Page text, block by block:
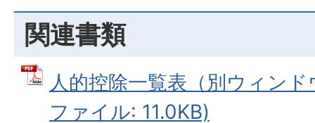
関連書類
人的控除一覧表（別ウィン
ファイル: 11.0KB)